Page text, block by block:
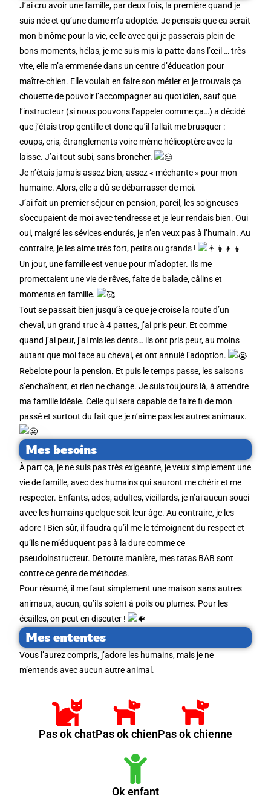
J’ai cru avoir une famille, par deux fois, la première quand je
suis née et qu’une dame m’a adoptée. Je pensais que ça serait
mon binôme pour la vie, celle avec qui je passerais plein de
bons moments, hélas, je me suis mis la patte dans l’œil … très
vite, elle m’a emmenée dans un centre d’éducation pour
maître-chien. Elle voulait en faire son métier et je trouvais ça
chouette de pouvoir l’accompagner au quotidien, sauf que
l’instructeur (si nous pouvons l’appeler comme ça…) a décidé
que j’étais trop gentille et donc qu’il fallait me brusquer :
coups, cris, étranglements voire même hélicoptère avec la
laisse. J’ai tout subi, sans broncher.
Je n’étais jamais assez bien, assez « méchante » pour mon
humaine. Alors, elle a dû se débarrasser de moi.
J’ai fait un premier séjour en pension, pareil, les soigneuses
s’occupaient de moi avec tendresse et je leur rendais bien. Oui
oui, malgré les sévices endurés, je n’en veux pas à l’humain. Au
contraire, je les aime très fort, petits ou grands !
Un jour, une famille est venue pour m’adopter. Ils me
promettaient une vie de rêves, faite de balade, câlins et
moments en famille.
Tout se passait bien jusqu’à ce que je croise la route d’un
cheval, un grand truc à 4 pattes, j’ai pris peur. Et comme
quand j’ai peur, j’ai mis les dents… ils ont pris peur, au moins
autant que moi face au cheval, et ont annulé l’adoption.
Rebelote pour la pension. Et puis le temps passe, les saisons
s’enchaînent, et rien ne change. Je suis toujours là, à attendre
ma famille idéale. Celle qui sera capable de faire fi de mon
passé et surtout du fait que je n’aime pas les autres animaux.
Mes besoins
À part ça, je ne suis pas très exigeante, je veux simplement une
vie de famille, avec des humains qui sauront me chérir et me
respecter. Enfants, ados, adultes, vieillards, je n’ai aucun souci
avec les humains quelque soit leur âge. Au contraire, je les
adore ! Bien sûr, il faudra qu’il me le témoignent du respect et
qu’ils ne m’éduquent pas à la dure comme ce
pseudoinstructeur. De toute manière, mes tatas BAB sont
contre ce genre de méthodes.
Pour résumé, il me faut simplement une maison sans autres
animaux, aucun, qu’ils soient à poils ou plumes. Pour les
écailles, on peut en discuter !
Mes ententes
Vous l’aurez compris, j’adore les humains, mais je ne
m’entends avec aucun autre animal.
Pas ok chatPas ok chienPas ok chienne
Ok enfant